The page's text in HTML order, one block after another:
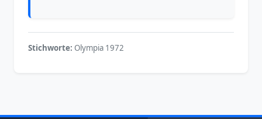
Stichworte: Olympia 1972